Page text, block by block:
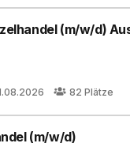
(m/w/d)
82 Plätze
(m/w/d)